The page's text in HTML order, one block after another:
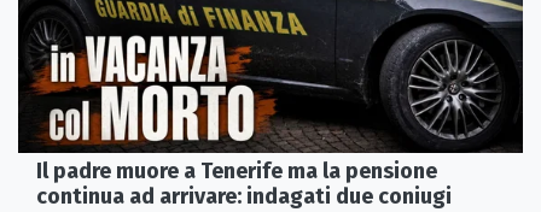
Il padre muore a Tenerife ma la pensione
continua ad arrivare: indagati due coniugi